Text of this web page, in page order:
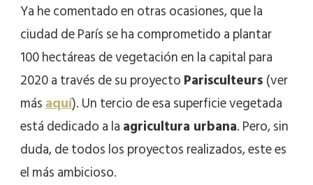
Ya he comentado en otras ocasiones, que la
ciudad de París se ha comprometido a plantar
100 hectáreas de vegetación en la capital para
2020 a través de su proyectoParisculteurs(ver
másaquí). Un tercio de esa superficie vegetada
está dedicado a laagricultura urbana. Pero, sin
duda, de todos los proyectos realizados, este es
el más ambicioso.